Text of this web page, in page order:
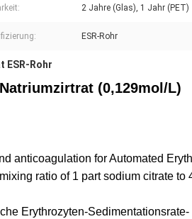
2 Jahre (Glas), 1 Jahr (PET)
ESR-Rohr
ESR-Rohr
(0,129mol/L)
anticoagulation for Automated
ratio of 1 part sodium citrate to
Erythrozyten-Sedimentationsrate-